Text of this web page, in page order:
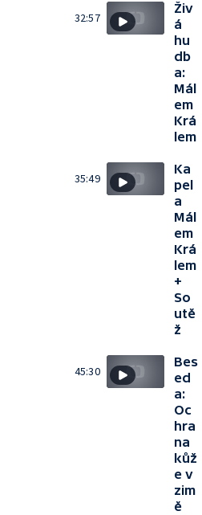
32:57
Živ
á
hu
db
a:
Mál
em
Krá
lem
35:49
Ka
pel
a
Mál
em
Krá
lem
+
So
utě
ž
45:30
Bes
ed
a:
Oc
hra
na
kůž
e v
zim
ě